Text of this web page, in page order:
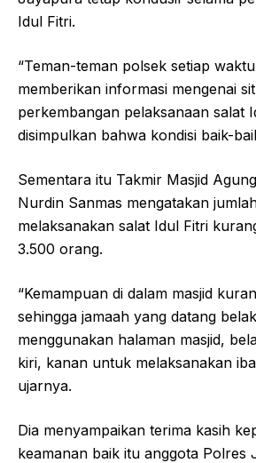
Idul Fitri.
“Teman-teman polsek setiap
memberikan informasi mengenai
perkembangan pelaksanaan salat
disimpulkan bahwa kondisi baik-
Sementara itu Takmir Masjid
Nurdin Sanmas mengatakan
melaksanakan salat Idul Fitri
3.500 orang.
“Kemampuan di dalam masjid
sehingga jamaah yang datang
menggunakan halaman masjid,
kiri, kanan untuk melaksanakan
ujarnya.
Dia menyampaikan terima kasih
keamanan baik itu anggota Polres